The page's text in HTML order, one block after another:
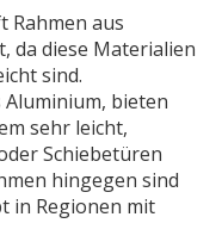
Rahmen aus
da diese Materialien
sind.
bieten
sehr leicht,
Schiebetüren
hingegen sind
in Regionen mit